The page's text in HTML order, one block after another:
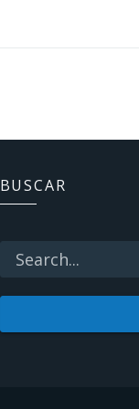
BUSCAR